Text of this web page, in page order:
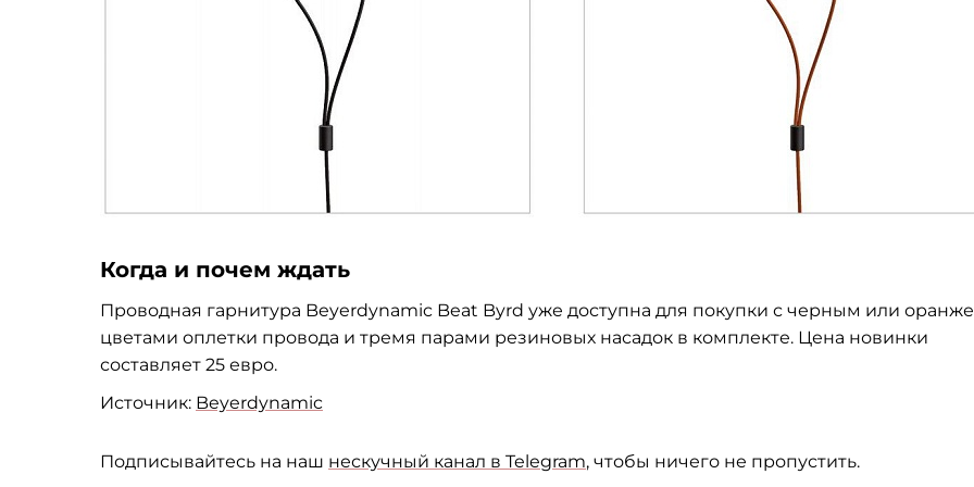
Когда и почем ждать
Проводная гарнитура Beyerdynamic Beat Byrd уже доступна для покупки с черным или
цветами оплетки провода и тремя парами резиновых насадок в комплекте. Цена новинки
составляет 25 евро.
Источник: Beyerdynamic
Подписывайтесь на наш нескучный канал в Telegram, чтобы ничего не пропустить.